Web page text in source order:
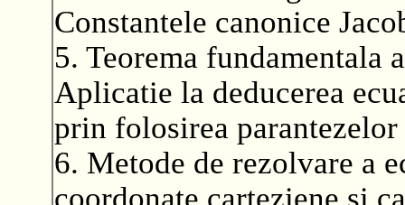
Constantele canonice
5. Teorema
Aplicatie la deducerea
prin folosirea
6. Metode de rezolvare a
coordonate carteziene si